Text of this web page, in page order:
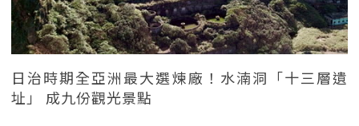
日治時期全亞洲最大選煉廠！水湳洞「十三層遺
址」 成九份觀光景點